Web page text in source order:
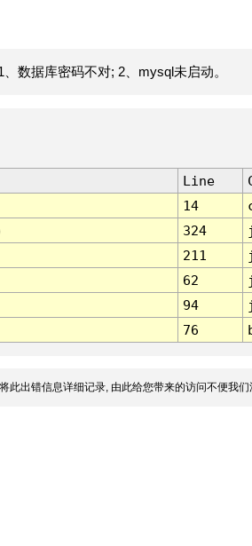
数据库密码不对; 2、mysql未启动。
Line
14
324
211
62
94
76
此出错信息详细记录, 由此给您带来的访问不便我们